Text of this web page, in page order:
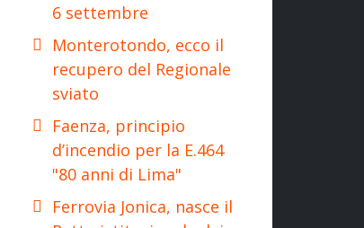
6 settembre
Monterotondo, ecco il
recupero del Regionale
sviato
Faenza, principio
d’incendio per la E.464
"80 anni di Lima"
Ferrovia Jonica, nasce il